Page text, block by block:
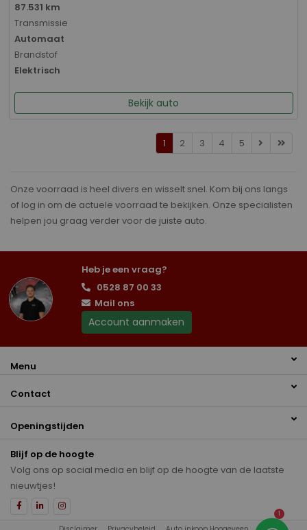
87.531 km
Transmissie
Automaat
Brandstof
Elektrisch
Bekijk auto
1 2 3 4 5
Onze voorraad is heel divers en wisselt snel. Kom bij ons langs
of log in om de actuele voorraad te bekijken. Onze specialisten
helpen jou graag verder voor de juiste auto.
Heb je een vraag?
0528 87 00 33
Mail ons
Account aanmaken
Menu
Contact
Openingstijden
Blijf op de hoogte
Volg ons op social media en blijf op de hoogte van de laatste
nieuwtjes!
1